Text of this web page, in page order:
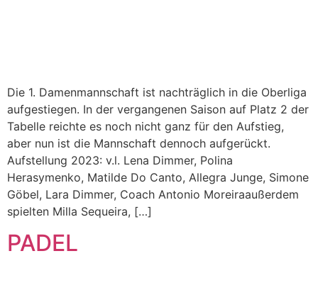
Die 1. Damenmannschaft ist nachträglich in die Oberliga
aufgestiegen. In der vergangenen Saison auf Platz 2 der
Tabelle reichte es noch nicht ganz für den Aufstieg,
aber nun ist die Mannschaft dennoch aufgerückt.
Aufstellung 2023: v.l. Lena Dimmer, Polina
Herasymenko, Matilde Do Canto, Allegra Junge, Simone
Göbel, Lara Dimmer, Coach Antonio Moreiraaußerdem
spielten Milla Sequeira, […]
PADEL